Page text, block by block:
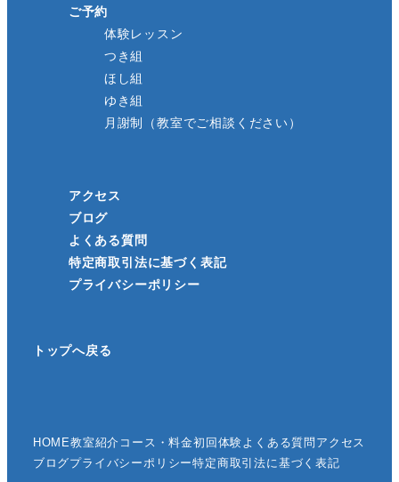
ご予約
体験レッスン
つき組
ほし組
ゆき組
月謝制（教室でご相談ください）
アクセス
ブログ
よくある質問
特定商取引法に基づく表記
プライバシーポリシー
トップへ戻る
HOME教室紹介 コース・料金初回体験よくある質問 アクセス
ブログプライバシーポリシー特定商取引法に基づく表記